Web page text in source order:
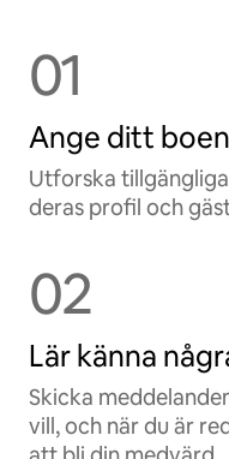
01
Ange ditt
Utforska
deras profil och
02
Lär känna
Skicka
vill, och när du är